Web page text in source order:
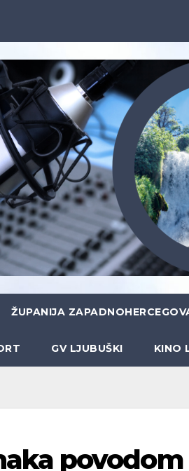
ŽUPANIJA
GV LJUBUŠKI KINO
povodom